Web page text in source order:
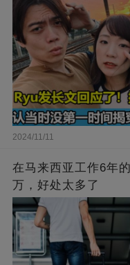
2024/11/11
在马来西亚工作6年
万，好处太多了